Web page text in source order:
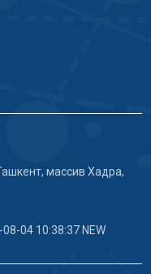
массив Хадра,
04 10:38:37 NEW